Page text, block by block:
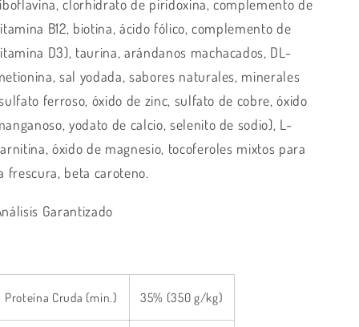
clorhidrato de piridoxina, complemento de
B12, biotina, ácido fólico, complemento de
D3), taurina, arándanos machacados, DL-
sal yodada, sabores naturales, minerales
ferroso, óxido de zinc, sulfato de cobre, óxido
yodato de calcio, selenito de sodio), L-
óxido de magnesio, tocoferoles mixtos para
frescura, beta caroteno.
Garantizado
Proteína Cruda (min.) 35% (350 g/kg)